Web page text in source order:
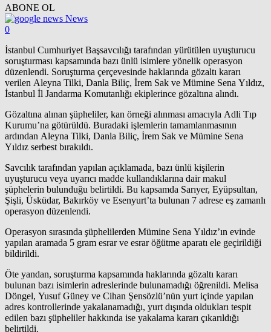
ABONE OL
News
0
İstanbul Cumhuriyet Başsavcılığı tarafından yürütülen uyuşturucu
soruşturması kapsamında bazı ünlü isimlere yönelik operasyon
düzenlendi. Soruşturma çerçevesinde haklarında gözaltı kararı
verilen Aleyna Tilki, Danla Biliç, İrem Sak ve Mümine Sena Yıldız,
İstanbul İl Jandarma Komutanlığı ekiplerince gözaltına alındı.
Gözaltına alınan şüpheliler, kan örneği alınması amacıyla Adli Tıp
Kurumu’na götürüldü. Buradaki işlemlerin tamamlanmasının
ardından Aleyna Tilki, Danla Biliç, İrem Sak ve Mümine Sena
Yıldız serbest bırakıldı.
Savcılık tarafından yapılan açıklamada, bazı ünlü kişilerin
uyuşturucu veya uyarıcı madde kullandıklarına dair makul
şüphelerin bulunduğu belirtildi. Bu kapsamda Sarıyer, Eyüpsultan,
Şişli, Üsküdar, Bakırköy ve Esenyurt’ta bulunan 7 adrese eş zamanlı
operasyon düzenlendi.
Operasyon sırasında şüphelilerden Mümine Sena Yıldız’ın evinde
yapılan aramada 5 gram esrar ve esrar öğütme aparatı ele geçirildiği
bildirildi.
Öte yandan, soruşturma kapsamında haklarında gözaltı kararı
bulunan bazı isimlerin adreslerinde bulunamadığı öğrenildi. Melisa
Döngel, Yusuf Güney ve Cihan Şensözlü’nün yurt içinde yapılan
adres kontrollerinde yakalanamadığı, yurt dışında oldukları tespit
edilen bazı şüpheliler hakkında ise yakalama kararı çıkarıldığı
belirtildi.